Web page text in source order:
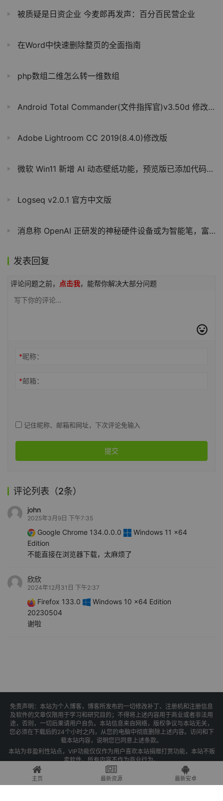
被质疑是日资企业 今麦郎再发声：百分百民营企业
在Word中快速删除整页的全面指南
php数组二维怎么转一维数组
Android Total Commander(文件指挥官)v3.50d 修改版
Adobe Lightroom CC 2019(8.4.0)修改版
微软 Win11 新增 AI 动态壁纸功能，预览版已添加代码但未激活
Logseq v2.0.1 官方中文版
消息称 OpenAI 正研发的神秘硬件设备或为智能笔，富士康代工
发表回复
评论问题之前， 点击我，能帮你解决大部分问题
*昵称：
*邮箱：
记住昵称、邮箱和网址，下次评论免输入
提交
评论列表（2条）
john
2025年3月9日 下午7:35
Google Chrome 134.0.0.0
Windows 11 x64
Edition
不能直接在浏览器下载，太麻烦了
欣欣
2024年12月31日 下午2:37
Firefox 133.0
Windows 10 x64 Edition
20230504
谢啦
免责声明：本站为个人博客，博客所发布的一切修改补丁、注册机和注册信息
及软件的文章仅限用于学习和研究目的；不得将上述内容用于商业或者非法用
途，否则，一切后果请用户自负。本站信息来自网络，版权争议与本站无关，
您必须在下载后的24个小时之内，从您的电脑中彻底删除上述内容。访问和下
载本站内容，说明您已同意上述条款。
本站为非盈利性站点，VIP功能仅仅作为用户喜欢本站捐赠打赏功能，本站不贩
卖软件，所有内容不作为商业行为。
Copyright © 2025 果核剥壳 - 琼ICP备2021004479号-1
主页 最新资源 最新安卓